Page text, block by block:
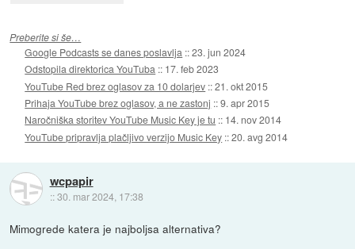
Preberite si še…
Google Podcasts se danes poslavlja ::23. jun 2024
Odstopila direktorica YouTuba :: 17. feb 2023
YouTube Red brez oglasov za 10 dolarjev ::21. okt 2015
Prihaja YouTube brez oglasov, a ne zastonj ::9. apr 2015
Naročniška storitev YouTube Music Key je tu :: 14. nov 2014
YouTube pripravlja plačljivo verzijo Music Key ::20. avg 2014
wcpapir
::30. mar 2024, 17:38
Mimogrede katera je najboljsa alternativa?